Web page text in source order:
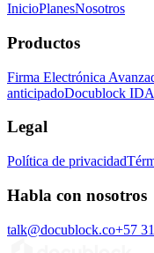
InicioPlanesNosotros
Productos
Firma Electrónica
anticipadoDocublock ID
Legal
Política de privacidad
Habla con nosotros
talk@docublock.co+57